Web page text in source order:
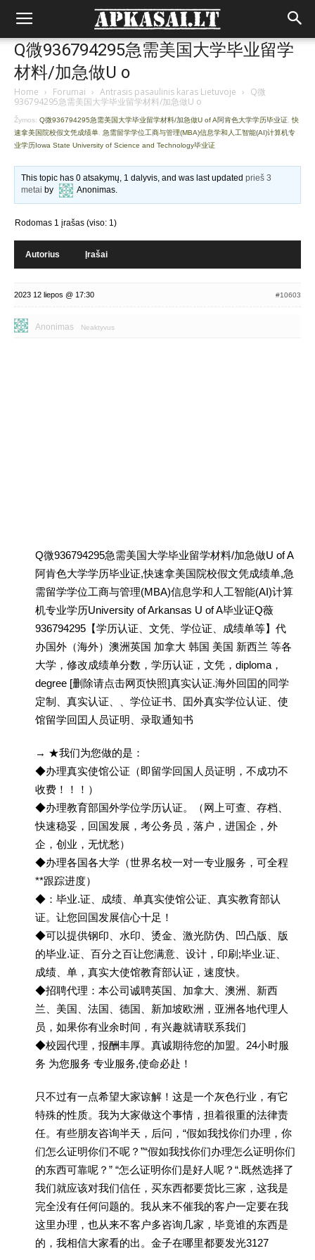
Q微936794295急需美国大学毕业留学
材料/加急做U o
Home › Forumai › Antrasis pasaulinis karas Lietuvoje › Q微
936794295急需美国大学毕业留学材料/加急做U o
Žymos: Q微936794295急需美国大学毕业留学材料/加急做U of A阿肯色大学学历毕业证 快
速拿美国院校假文凭成绩单 急需留学学位工商与管理(MBA)信息学和人工智能(AI)计算机专
业学历Iowa State University of Science and Technology毕业证
This topic has 0 atsakymų, 1 dalyvis, and was last updatedprieš 3
metai by Anonimas.
Rodomas 1 įrašas (viso: 1)
Autorius Įrašai
2023 12 liepos @ 17:30 #10603
Anonimas Neaktyvus
Q微936794295急需美国大学毕业留学材料/加急做U of A
阿肯色大学学历毕业证,快速拿美国院校假文凭成绩单,急
需留学学位工商与管理(MBA)信息学和人工智能(AI)计算
机专业学历University of Arkansas U of A毕业证Q薇
936794295【学历认证、文凭、学位证、成绩单等】代
办国外（海外）澳洲英国 加拿大 韩国 美国 新西兰 等各
大学，修改成绩单分数，学历认证，文凭，diploma，
degree [删除请点击网页快照]真实认证.海外回囯的同学
定制、真实认证、、学位证书、囯外真实学位认证、使
馆留学回囯人员证明、录取通知书
→ ★我们为您做的是：
◆办理真实使馆公证（即留学回国人员证明，不成功不
收费！！！）
◆办理教育部国外学位学历认证。（网上可查、存档、
快速稳妥，回国发展，考公务员，落户，进国企，外
企，创业，无忧愁）
◆办理各国各大学（世界名校一对一专业服务，可全程
**跟踪进度）
◆：毕业.证、成绩、单真实使馆公证、真实教育部认
证。让您回国发展信心十足！
◆可以提供钢印、水印、烫金、激光防伪、凹凸版、版
的毕业.证、百分之百让您满意、设计，印刷;毕业.证、
成绩、单，真实大使馆教育部认证，速度快。
◆招聘代理：本公司诚聘英国、加拿大、澳洲、新西
兰、美国、法国、德国、新加坡欧洲，亚洲各地代理人
员，如果你有业余时间，有兴趣就请联系我们
◆校园代理，报酬丰厚。真诚期待您的加盟。24小时服
务 为您服务 专业服务,使命必赴！
只不过有一点希望大家谅解！这是一个灰色行业，有它
特殊的性质。我为大家做这个事情，担着很重的法律责
任。有些朋友咨询半天，后问，“假如我找你们办理，你
们怎么证明你们不呢？”“假如我找你们办理怎么证明你们
的东西可靠呢？” “怎么证明你们是好人呢？“.既然选择了
我们就应该对我们信任，买东西都要货比三家，这我是
完全没有任何问题的。我从来不催我的客户一定要在我
这里办理，也从来不客户多咨询几家，毕竟谁的东西是
的，我相信大家看的出。金子在哪里都要发光3127